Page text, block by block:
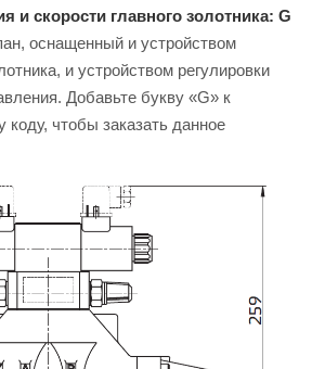
и скорости главного золотника: G
оснащенный и устройством
и устройством регулировки
Добавьте букву «G» к
коду, чтобы заказать данное